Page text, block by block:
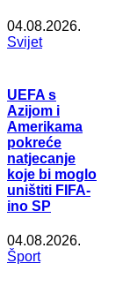
04.08.2026.
Svijet
UEFA s
Azijom i
Amerikama
pokreće
natjecanje
koje bi moglo
uništiti FIFA-
ino SP
04.08.2026.
Šport